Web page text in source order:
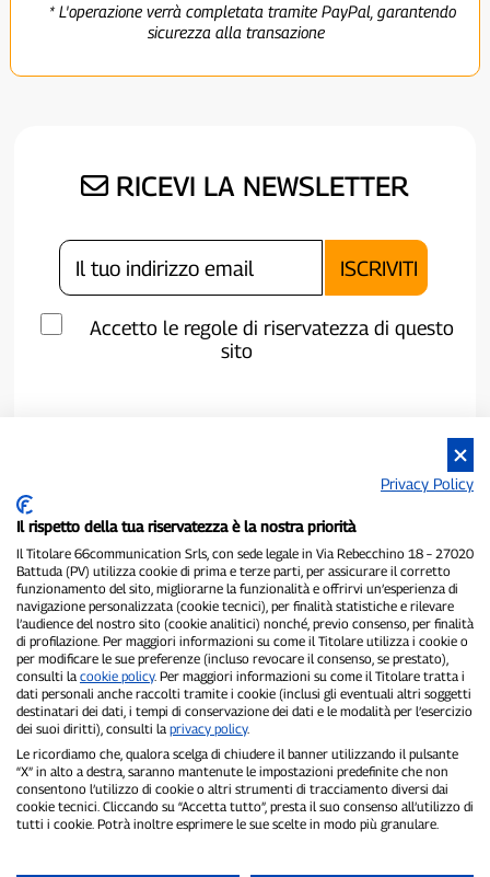
* L'operazione verrà completata tramite PayPal, garantendo
sicurezza alla transazione
RICEVI LA NEWSLETTER
Accetto le regole di riservatezza di questo
sito
P300.it è una Testata Giornalistica indipendente
Registrazione numero 1/2021 del 1/2/2021 - Tribunale di Pavia
Proprietario ed editore:66communication Srls- P.IVA
02798890188
Direttore Responsabile:Alessandro Secchi- Vicedirettore:Federico
Benedusi
Privacy Policy-Cookie Policy
"Se è successo davvero, lo trovi su P300.it"
Copyright © P300.it 2012-2026
Privacy Policy
Il rispetto della tua riservatezza è la nostra priorità
Il Titolare 66communication Srls, con sede legale in Via Rebecchino 18 – 27020
Battuda (PV) utilizza cookie di prima e terze parti, per assicurare il corretto
funzionamento del sito, migliorarne la funzionalità e offrirvi un’esperienza di
navigazione personalizzata (cookie tecnici), per finalità statistiche e rilevare
l’audience del nostro sito (cookie analitici) nonché, previo consenso, per finalità
di profilazione. Per maggiori informazioni su come il Titolare utilizza i cookie o
per modificare le sue preferenze (incluso revocare il consenso, se prestato),
consulti la cookie policy. Per maggiori informazioni su come il Titolare tratta i
dati personali anche raccolti tramite i cookie (inclusi gli eventuali altri soggetti
destinatari dei dati, i tempi di conservazione dei dati e le modalità per l’esercizio
dei suoi diritti), consulti la privacy policy.
Le ricordiamo che, qualora scelga di chiudere il banner utilizzando il pulsante
“X” in alto a destra, saranno mantenute le impostazioni predefinite che non
consentono l’utilizzo di cookie o altri strumenti di tracciamento diversi dai
cookie tecnici. Cliccando su “Accetta tutto”, presta il suo consenso all’utilizzo di
tutti i cookie. Potrà inoltre esprimere le sue scelte in modo più granulare.